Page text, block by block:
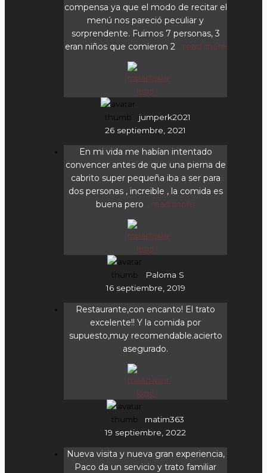
compensa ya que el modo de recitar el
menú nos pareció peculiar y
sorprendente. Fuimos 7 personas, 3
eran niños que comieron 2... read more
jumperk2021
26 septiembre, 2021
En mi vida me habían intentado
convencer antes de que una pierna de
cabrito super pequeña iba a ser para
dos personas , increible , la comida es
buena pero... read more
Paloma S
16 septiembre, 2019
Restaurante,con encanto! El trato
excelente!! Y la comida por
supuesto,muy recomendable.acierto
asegurado.
matim363
19 septiembre, 2022
Nueva visita y nueva gran experiencia,
Paco da un servicio y trato familiar